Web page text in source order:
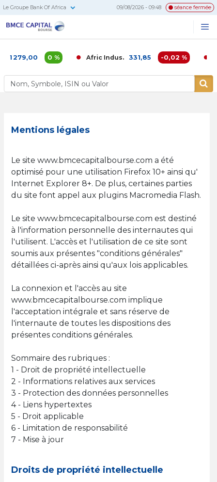
Le Groupe Bank Of Africa 09/08/2026 - 09:48 séance fermée
0 % Afric Indus. 331,85 -0,02 %
Mentions légales
Le site www.bmcecapitalbourse.com a été
optimisé pour une utilisation Firefox 10+ ainsi qu'
Internet Explorer 8+. De plus, certaines parties
du site font appel aux plugins Macromedia Flash.
Le site www.bmcecapitalbourse.com est destiné
à l'information personnelle des internautes qui
l'utilisent. L'accès et l'utilisation de ce site sont
soumis aux présentes "conditions générales"
détaillées ci-après ainsi qu'aux lois applicables.
La connexion et l'accès au site
www.bmcecapitalbourse.com implique
l'acceptation intégrale et sans réserve de
l'internaute de toutes les dispositions des
présentes conditions générales.
Sommaire des rubriques :
1 - Droit de propriété intellectuelle
2 - Informations relatives aux services
3 - Protection des données personnelles
4 - Liens hypertextes
5 - Droit applicable
6 - Limitation de responsabilité
7 - Mise à jour
Droits de propriété intellectuelle